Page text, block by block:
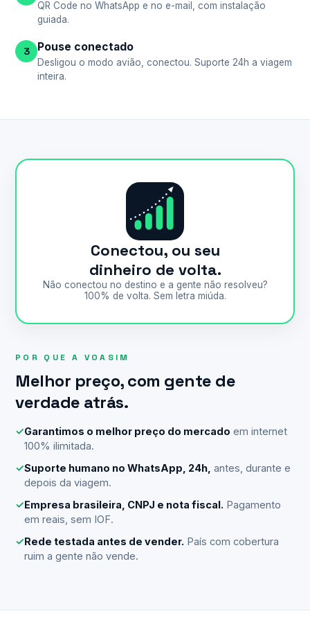
QR Code no WhatsApp e no e-mail, com instalação
guiada.
3 Pouse conectado
Desligou o modo avião, conectou. Suporte 24h a viagem
inteira.
Conectou, ou seu
dinheiro de volta.
Não conectou no destino e a gente não resolveu?
100% de volta. Sem letra miúda.
POR QUE A VOASIM
Melhor preço, com gente de
verdade atrás.
✓Garantimos o melhor preço do mercado em internet
100% ilimitada.
✓Suporte humano no WhatsApp, 24h, antes, durante e
depois da viagem.
✓Empresa brasileira, CNPJ e nota fiscal. Pagamento
em reais, sem IOF.
✓Rede testada antes de vender. País com cobertura
ruim a gente não vende.